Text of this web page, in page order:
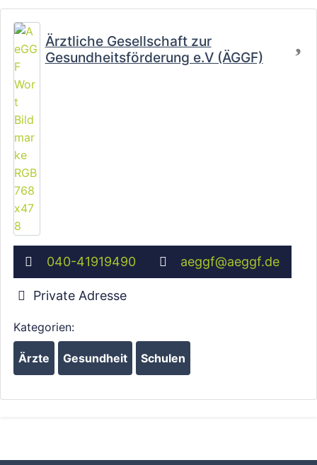
Wird geladen …
Ärztliche Gesellschaft zur
Gesundheitsförderung e.V (ÄGGF)
040-41919490 aeggf@aeggf.de
Private Adresse
Kategorien:
Ärzte Gesundheit Schulen